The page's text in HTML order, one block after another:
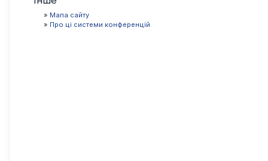
» Мапа сайту
» Про ці системи конференцій